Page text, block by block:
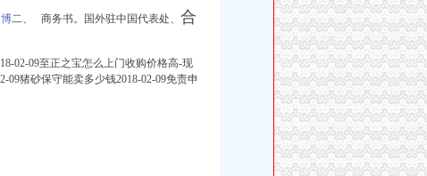
二、 商务书。国外驻中国代表处、 合
02-09至正之宝怎么上门收购价格高-现
09猪砂保守能卖多少钱2018-02-09免责申